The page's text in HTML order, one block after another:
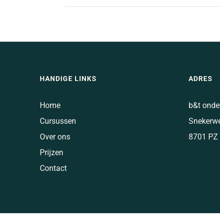
HANDIGE LINKS
Home
Cursussen
Over ons
Prijzen
Contact
ADRES
b&t
8701